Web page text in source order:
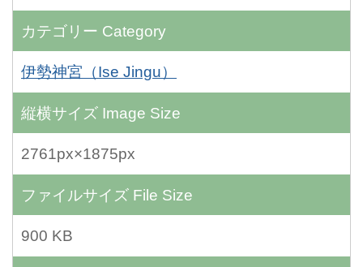
カテゴリー Category
伊勢神宮（Ise Jingu）
縦横サイズ Image Size
2761px×1875px
ファイルサイズ File Size
900 KB